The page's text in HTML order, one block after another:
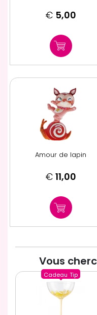
€ 5,00
Amour de lapin
€ 11,00
Vous
Cadeau Tip